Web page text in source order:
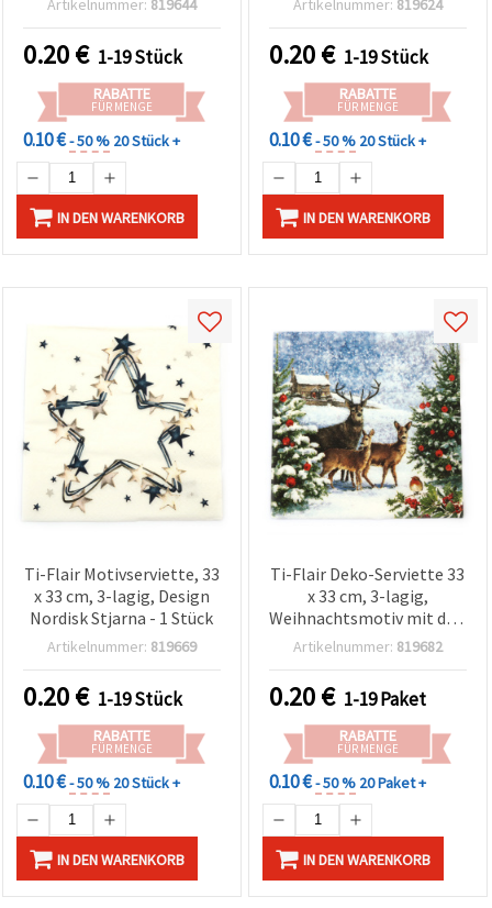
0.20€ 1-19 Stück
RABATTE
FÜR MENGE
0.10 €- 50 % 20 Stück +
IN DEN WARENKORB
0.20€ 1-19 Stück
RABATTE
FÜR MENGE
0.10 €- 50 % 20 Stück +
IN DEN WARENKORB
Ti-Flair Motivserviette, 33
x 33 cm, 3-lagig, Design
Nordisk Stjarna - 1 Stück
Artikelnummer: 819669
0.20€ 1-19 Stück
RABATTE
FÜR MENGE
0.10 €- 50 % 20 Stück +
IN DEN WARENKORB
Ti-Flair Deko-Serviette 33
x 33 cm, 3-lagig,
Weihnachtsmotiv mit drei
Hirschen – 1 Stück
Artikelnummer: 819682
0.20€ 1-19 Paket
RABATTE
FÜR MENGE
0.10 €- 50 % 20 Paket +
IN DEN WARENKORB